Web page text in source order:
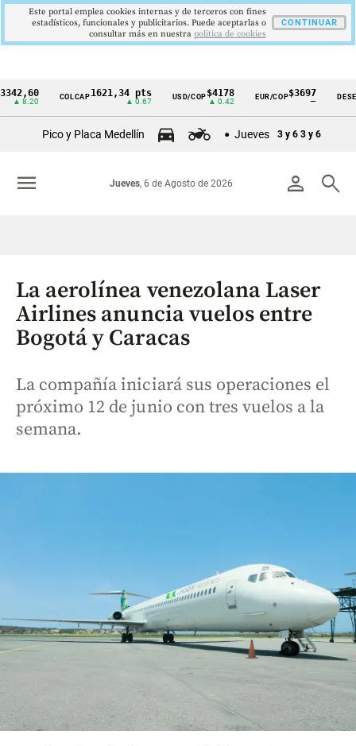
Cintillo
Colombia
COLCAP1621,34 pts USD/COP$4178
▲ 0.42
EUR/COP$3697
—
DESEMPLEO
Pico y Placa Medellín Jueves 3 y 6 3 y 6
person search
Jueves, 6 de Agosto de 2026
menu
La aerolínea venezolana Laser
Airlines anuncia vuelos entre
Bogotá y Caracas
La compañía iniciará sus operaciones el
próximo 12 de junio con tres vuelos a la
semana.
Este portal emplea cookies internas y de terceros con fines
estadísticos, funcionales y publicitarios. Puede aceptarlas o
consultar más en nuestra politica de cookies
CONTINUAR